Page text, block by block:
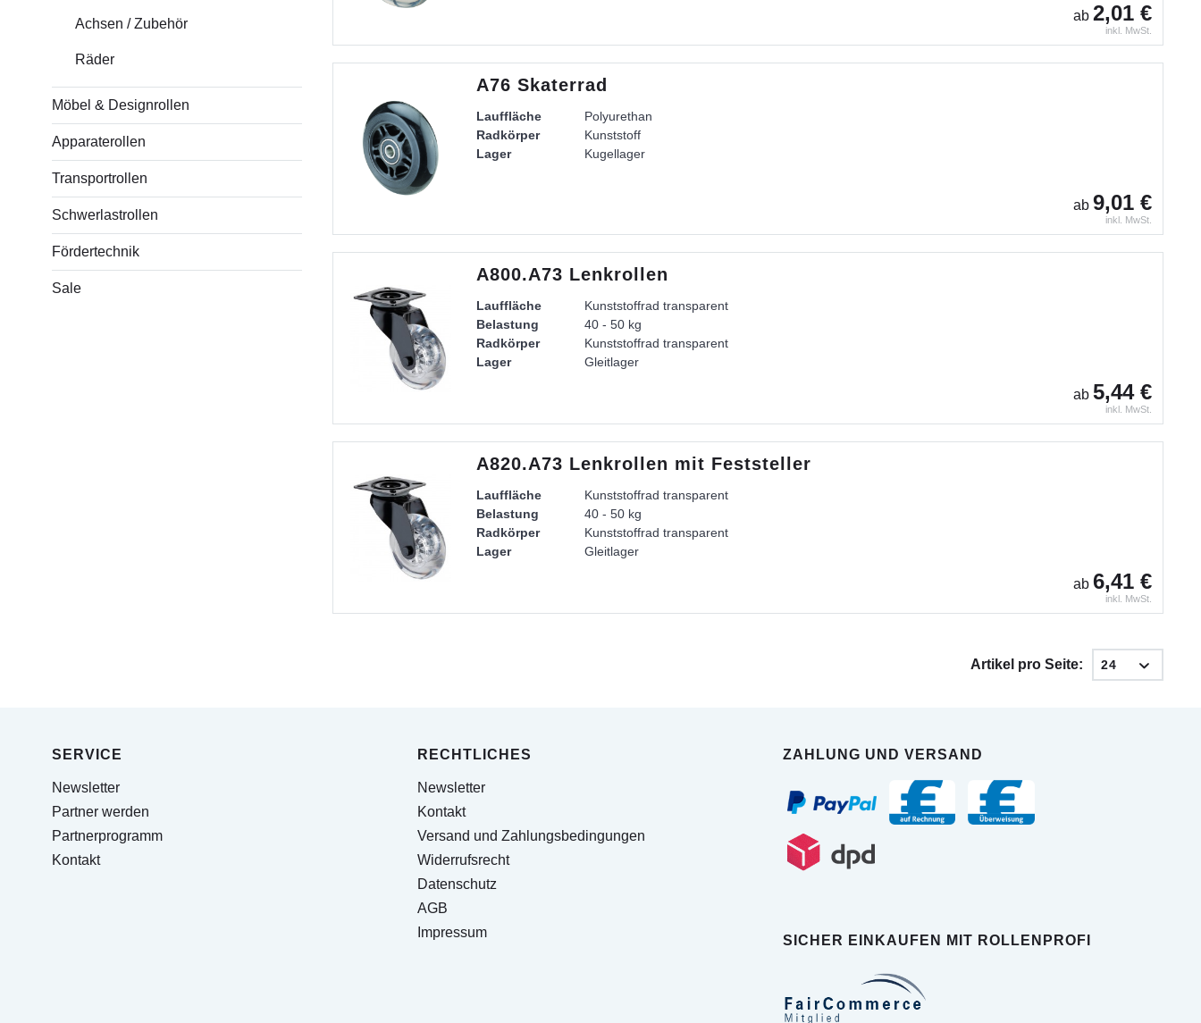
Achsen / Zubehör
Räder
Möbel & Designrollen
Apparaterollen
Transportrollen
Schwerlastrollen
Fördertechnik
Sale
ab 2,01 €
inkl. MwSt.
A76 Skaterrad
Lauffläche
Polyurethan
Radkörper
Kunststoff
Lager
Kugellager
ab 9,01 €
inkl. MwSt.
A800.A73 Lenkrollen
Lauffläche
Kunststoffrad transparent
Belastung
40 - 50 kg
Radkörper
Kunststoffrad transparent
Lager
Gleitlager
ab 5,44 €
inkl. MwSt.
A820.A73 Lenkrollen mit Feststeller
Lauffläche
Kunststoffrad transparent
Belastung
40 - 50 kg
Radkörper
Kunststoffrad transparent
Lager
Gleitlager
ab 6,41 €
inkl. MwSt.
Artikel pro Seite:
SERVICE
Newsletter
Partner werden
Partnerprogramm
Kontakt
RECHTLICHES
Newsletter
Kontakt
Versand und Zahlungsbedingungen
Widerrufsrecht
Datenschutz
AGB
Impressum
ZAHLUNG UND VERSAND
SICHER EINKAUFEN MIT ROLLENPROFI